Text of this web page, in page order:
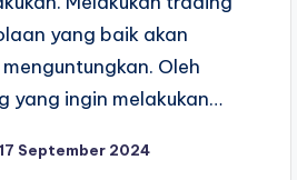
yang baik akan
Oleh
yang ingin melakukan…
17 September 2024